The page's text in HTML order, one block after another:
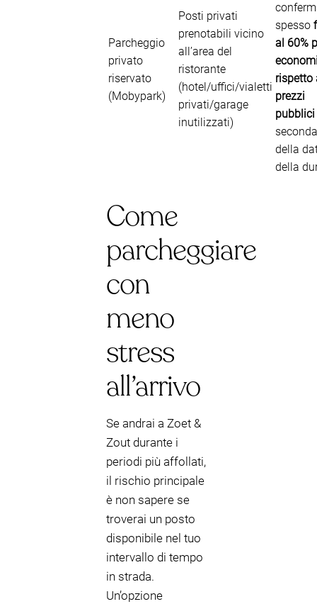
Parcheggio
privato
riservato
(Mobypark)
Posti privati
prenotabili vicino
all’area del
ristorante
(hotel/uffici/vialetti
privati/garage
inutilizzati)
spesso
al 60%
rispetto
prezzi
pubblici
seconda
della
della
Come
parcheggiare
con
meno
stress
all’arrivo
Se andrai a Zoet &
Zout durante i
periodi più affollati,
il rischio principale
è non sapere se
troverai un posto
disponibile nel tuo
intervallo di tempo
in strada.
Un’opzione